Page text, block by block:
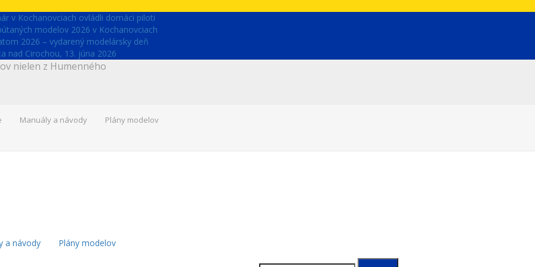
v Kochanovciach ovládli domáci piloti
modelov 2026 v Kochanovciach
2026 – vydarený modelársky deň
nad Cirochou, 13. júna 2026
nielen z Humenného
Manuály a návody Plány modelov
a návody Plány modelov